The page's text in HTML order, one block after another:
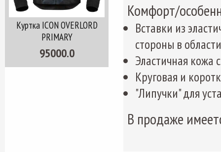
Куртка ICON OVERLORD
PRIMARY
95000.0
Комфорт/
Вставки из
стороны в
Эластичная кожа
Круговая и
"Липучки" для
В продаже